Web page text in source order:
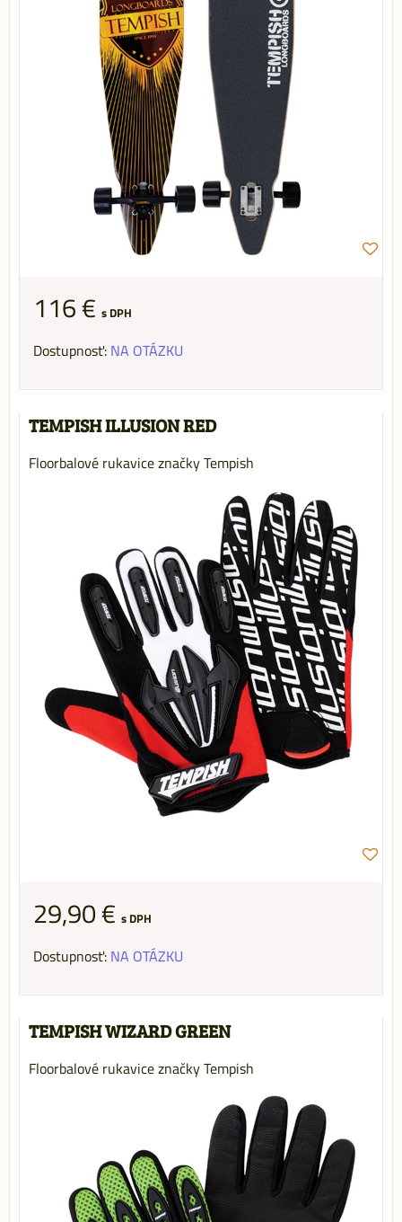
116 € s DPH
Dostupnosť: NA OTÁZKU
TEMPISH ILLUSION RED
Floorbalové rukavice značky Tempish
29,90 € s DPH
Dostupnosť: NA OTÁZKU
TEMPISH WIZARD GREEN
Floorbalové rukavice značky Tempish